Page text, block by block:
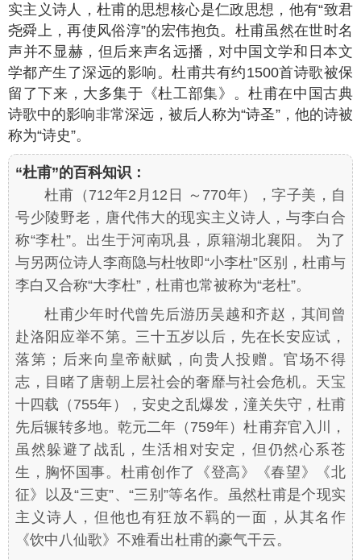
实主义诗人，杜甫的思想核心是仁政思想，他有“致君
尧舜上，再使风俗淳”的宏伟抱负。杜甫虽然在世时名
声并不显赫，但后来声名远播，对中国文学和日本文
学都产生了深远的影响。杜甫共有约1500首诗歌被保
留了下来，大多集于《杜工部集》。杜甫在中国古典
诗歌中的影响非常深远，被后人称为“诗圣”，他的诗被
称为“诗史”。
“杜甫”的百科知识：
杜甫（712年2月12日 ～770年），字子美，自
号少陵野老，唐代伟大的现实主义诗人，与李白合
称“李杜”。出生于河南巩县，原籍湖北襄阳。 为了
与另两位诗人李商隐与杜牧即“小李杜”区别，杜甫与
李白又合称“大李杜”，杜甫也常被称为“老杜”。
杜甫少年时代曾先后游历吴越和齐赵，其间曾
赴洛阳应举不第。三十五岁以后，先在长安应试，
落第；后来向皇帝献赋，向贵人投赠。官场不得
志，目睹了唐朝上层社会的奢靡与社会危机。天宝
十四载（755年），安史之乱爆发，潼关失守，杜甫
先后辗转多地。乾元二年（759年）杜甫弃官入川，
虽然躲避了战乱，生活相对安定，但仍然心系苍
生，胸怀国事。杜甫创作了《登高》《春望》《北
征》以及“三吏”、“三别”等名作。虽然杜甫是个现实
主义诗人，但他也有狂放不羁的一面，从其名作
《饮中八仙歌》不难看出杜甫的豪气干云。